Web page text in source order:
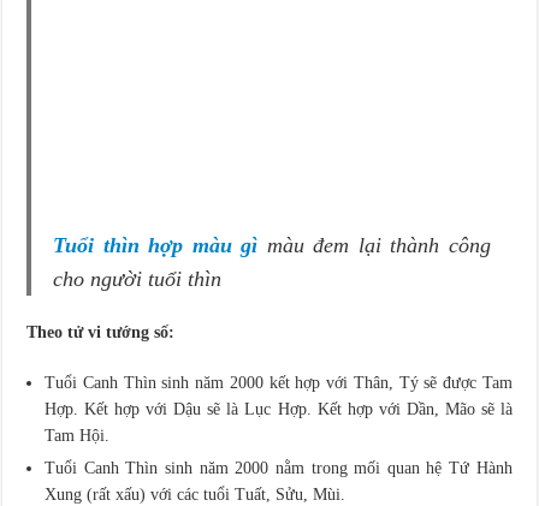
Tuổi thìn hợp màu gì màu đem lại thành công
cho người tuổi thìn
Theo tử vi tướng số:
Tuổi Canh Thìn sinh năm 2000 kết hợp với Thân, Tý sẽ được Tam
Hợp. Kết hợp với Dậu sẽ là Lục Hợp. Kết hợp với Dần, Mão sẽ là
Tam Hội.
Tuổi Canh Thìn sinh năm 2000 nằm trong mối quan hệ Tứ Hành
Xung (rất xấu) với các tuổi Tuất, Sửu, Mùi.